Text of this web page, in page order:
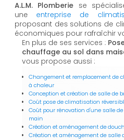
A.L.M. Plomberie se
une entreprise de
proposant des solutions de
économiques pour rafraîchir
En plus de ses services :
chauffage au sol dans
vous propose aussi :
Changement et remplacement de
à chaleur
Conception et création de salle de
Coût pose de climatisation
Coût pour rénovation d'une salle
main
Création et aménagement de
Création et aménagement de salle